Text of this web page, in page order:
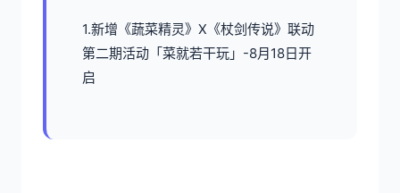
1.新增《蔬菜精灵》X《杖剑传说》联动
第二期活动「菜就若干玩」-8月18日开
启